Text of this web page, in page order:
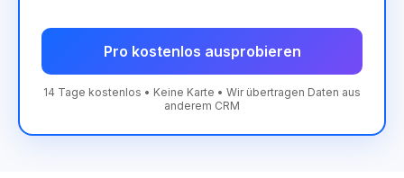
Pro kostenlos ausprobieren
14 Tage kostenlos • Keine Karte • Wir übertragen Daten aus
anderem CRM